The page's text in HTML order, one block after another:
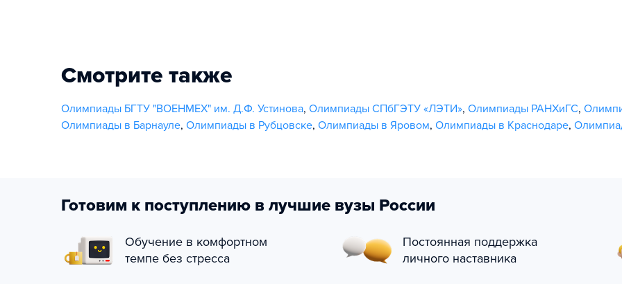
Смотрите также
Олимпиады БГТУ "ВОЕНМЕХ" им. Д.Ф. Устинова, Олимпиады СПбГЭТУ «ЛЭТИ», Олимпиады РАНХиГС,
Олимпиады в Барнауле, Олимпиады в Рубцовске, Олимпиады в Яровом, Олимпиады в Краснодаре,
Готовим к поступлению в лучшие вузы России
Обучение в комфортном
темпе без стресса
Постоянная поддержка
личного наставника